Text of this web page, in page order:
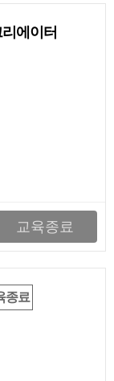
에이터
교육종료
종료